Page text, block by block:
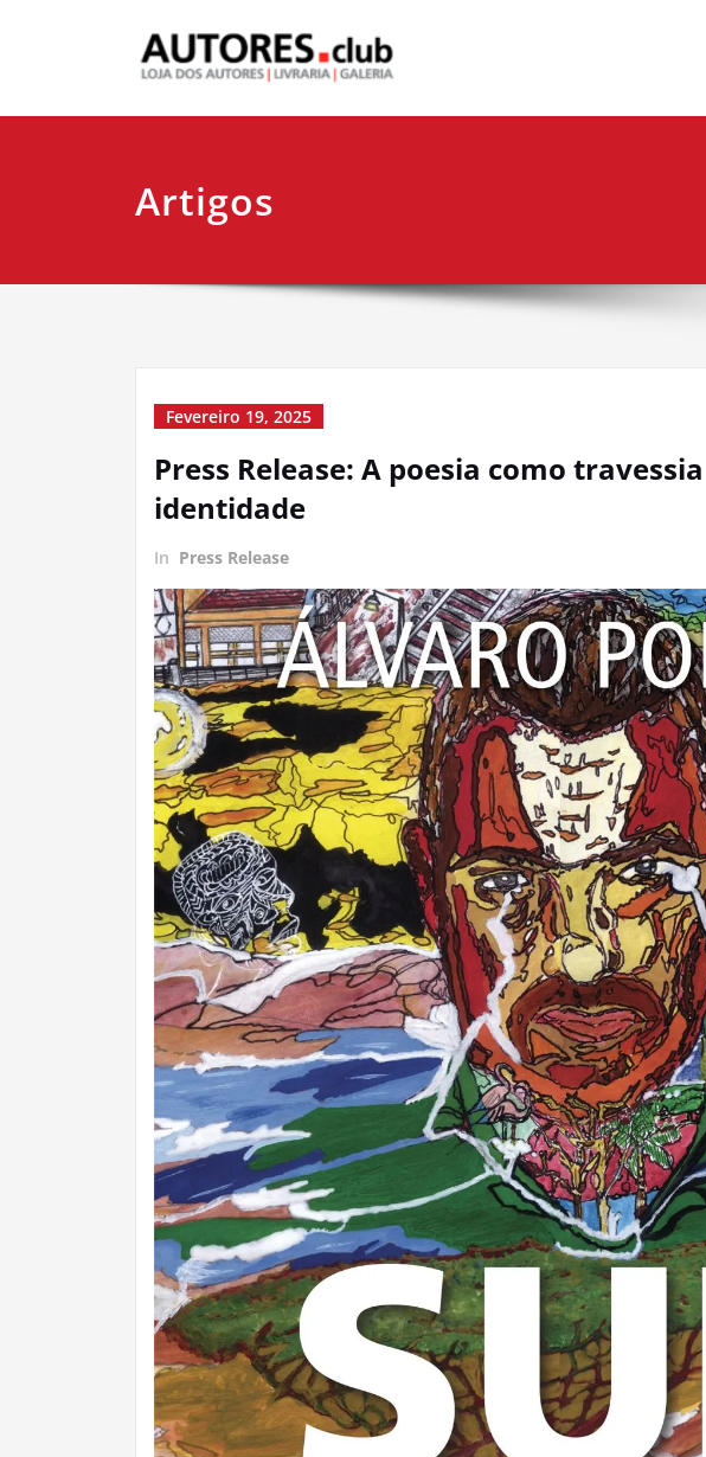
Artigos
Fevereiro 19, 2025
Press Release: A poesia como
identidade
In Press Release